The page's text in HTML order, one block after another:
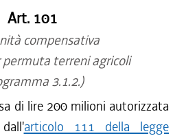
Art. 101
compensativa
permuta terreni agricoli
3.1.2.)
di lire 200 milioni autorizzata
articolo 111 della legge